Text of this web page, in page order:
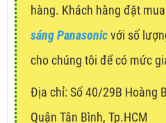
hàng. Khách hàng đặt mua
sáng Panasonicvới số
cho chúng tôi để có mức
Địa chỉ: Số 40/29B Hoàng
Quận Tân Bình, Tp.HCM